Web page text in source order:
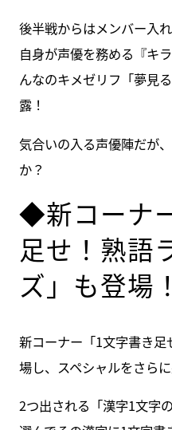
後半戦からはメンバー入
自身が声優を務める『キ
んなのキメゼリフ「夢見
露！
気合いの入る声優陣だが
か？
◆新コーナ
足せ！熟語
ズ」も登場！
新コーナー「1文字書き
場し、スペシャルをさらに
2つ出される「漢字1文字